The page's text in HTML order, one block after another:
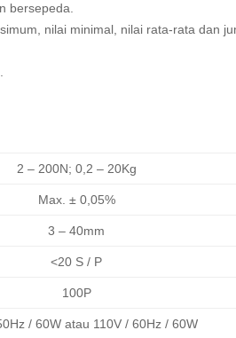
bersepeda.
nilai minimal, nilai rata-rata dan
2 – 200N; 0,2 – 20Kg
Max. ± 0,05%
3 – 40mm
<20 S / P
100P
/ 60W atau 110V / 60Hz / 60W